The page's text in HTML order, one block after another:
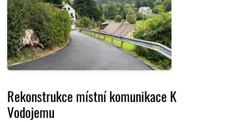
Rekonstrukce místní komunikace K
Vodojemu